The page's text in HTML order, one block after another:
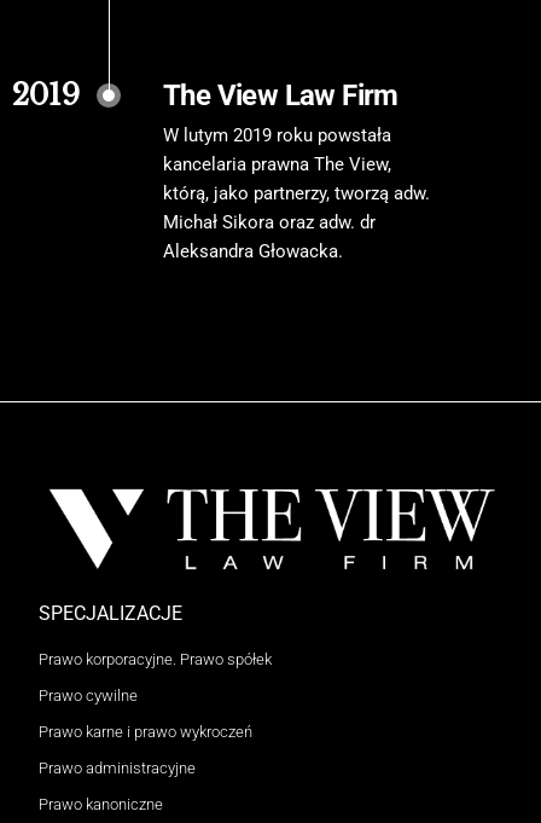
2019 The View Law Firm
W lutym 2019 roku powstała
kancelaria prawna The View,
którą, jako partnerzy, tworzą adw.
Michał Sikora oraz adw. dr
Aleksandra Głowacka.
SPECJALIZACJE
Prawo korporacyjne. Prawo spółek
Prawo cywilne
Prawo karne i prawo wykroczeń
Prawo administracyjne
Prawo kanoniczne